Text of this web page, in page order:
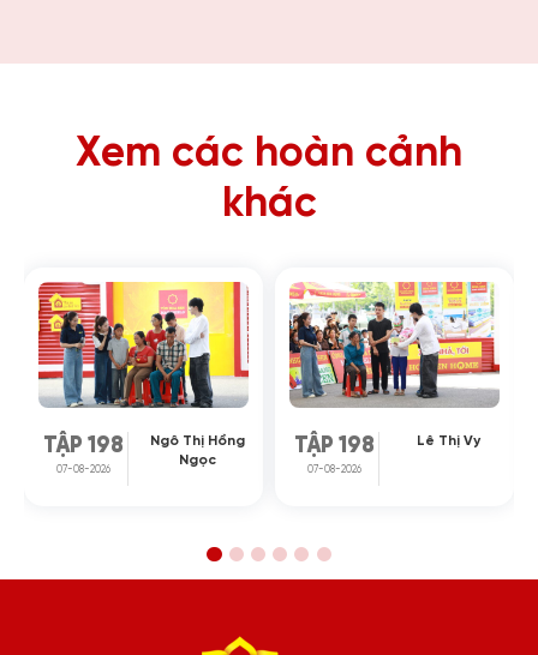
Xem các hoàn cảnh
khác
TẬP 198
07-08-2026
Ngô Thị Hồng
Ngọc
TẬP 198
07-08-2026
Lê Thị Vy